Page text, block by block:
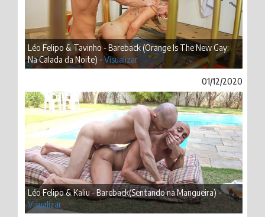
Léo Felipo & Tavinho - Bareback (Orange Is The New Gay:
Na Calada da Noite) -Visualizar
01/12/2020
Léo Felipo & Kaliu - Bareback(Sentando na Mangueira) -
Visualizar